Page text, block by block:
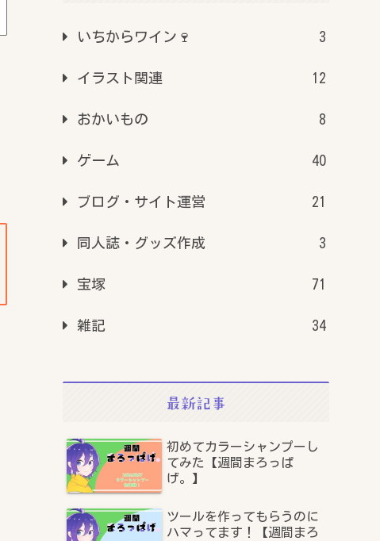
いちからワイン🍷 3
イラスト関連 12
おかいもの 8
ゲーム 40
ブログ・サイト運営 21
同人誌・グッズ作成 3
宝塚 71
雑記 34
最新記事
初めてカラーシャンプーし
てみた【週間まろっぱ
げ。】
ツールを作ってもらうのに
ハマってます！【週間まろ